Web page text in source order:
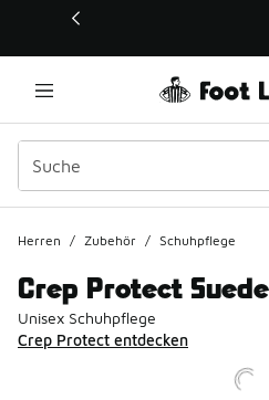
Dieser Link öffnet sich in einem
Herren / Zubehör / Schuhpflege
Crep Protect
Unisex Schuhpflege
Crep Protect entdecken